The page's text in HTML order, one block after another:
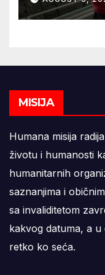
MISIJA
Humana misija
životu i humanosti
humanitarnih
saznanjima i
sa invaliditetom
kakvog datuma, a
retko ko seća.